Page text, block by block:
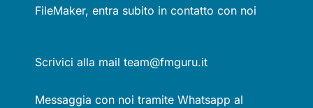
FileMaker, entra subito in contatto con noi
Scrivici alla mail team@fmguru.it
Messaggia con noi tramite Whatsapp al